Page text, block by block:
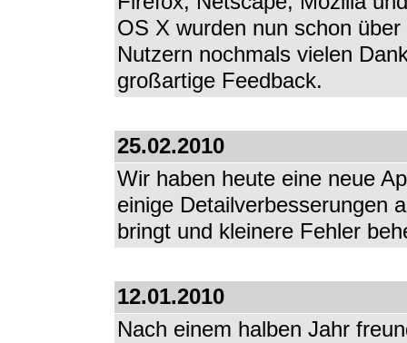
OS X wurden nun schon
Nutzern nochmals vielen
großartige Feedback.
25.02.2010
Wir haben heute eine neue
einige Detailverbesserungen
bringt und kleinere Fehler
12.01.2010
Nach einem halben Jahr